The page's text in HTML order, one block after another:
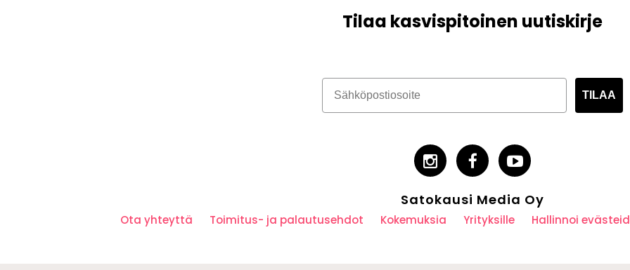
Tilaa kasvispitoinen uutiskirje
TILAA
Satokausi Media Oy
Ota yhteyttä Toimitus- ja palautusehdot Kokemuksia Yrityksille Hallinnoi